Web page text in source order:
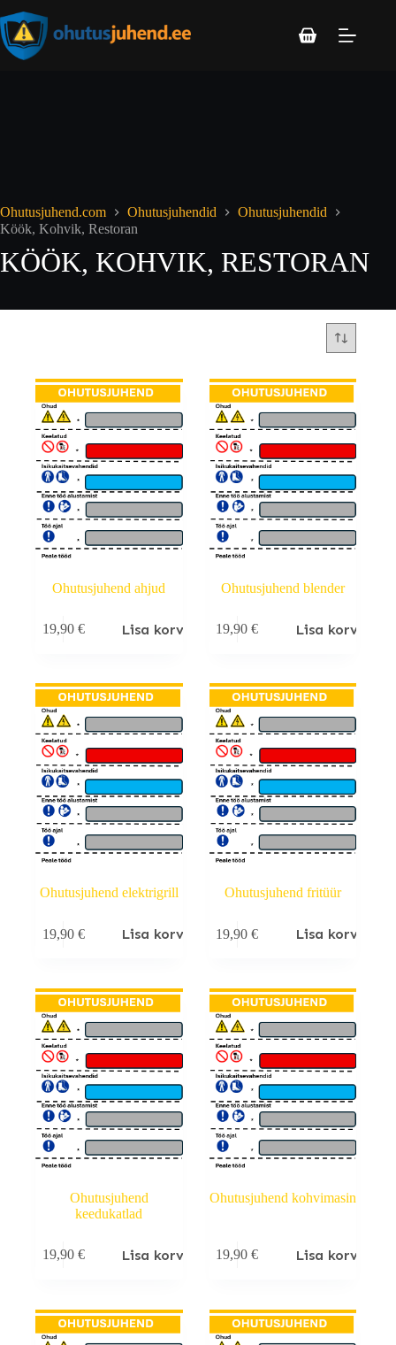
Ohutusjuhend.com Ohutusjuhendid
Ohutusjuhendid
Köök, Kohvik, Restoran
KÖÖK, KOHVIK, RESTORAN
Ohutusjuhend ahjud
19,90 € Lisa korvi
Ohutusjuhend blender
19,90€ Lisa korvi
Ohutusjuhend elektrigrill
19,90 € Lisa korvi
Ohutusjuhend fritüür
19,90€ Lisa korvi
Ohutusjuhend
keedukatlad
19,90 € Lisa korvi
Ohutusjuhend kohvimasin
19,90€ Lisa korvi